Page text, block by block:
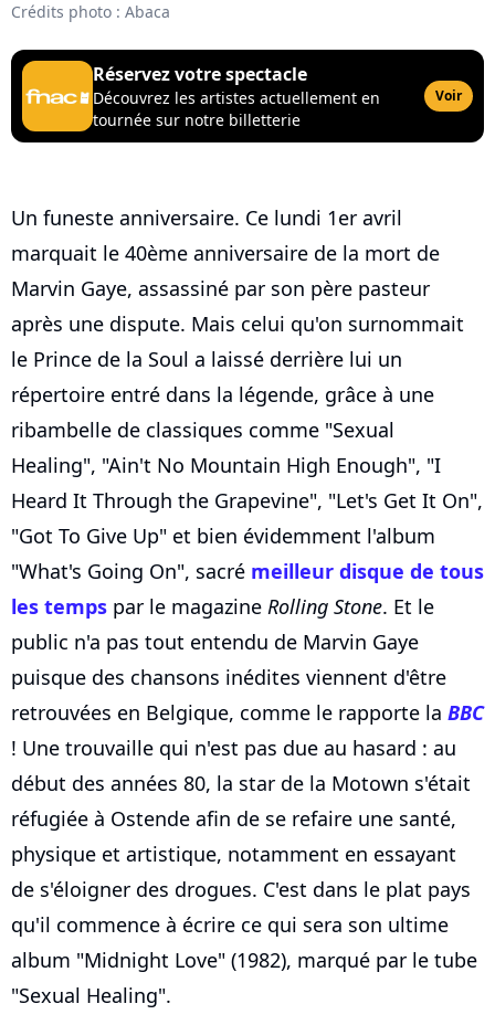
Crédits photo : Abaca
Réservez votre spectacle
Découvrez les artistes actuellement en
tournée sur notre billetterie
Voir
Un funeste anniversaire. Ce lundi 1er avril
marquait le 40ème anniversaire de la mort de
Marvin Gaye, assassiné par son père pasteur
après une dispute. Mais celui qu'on surnommait
le Prince de la Soul a laissé derrière lui un
répertoire entré dans la légende, grâce à une
ribambelle de classiques comme "Sexual
Healing", "Ain't No Mountain High Enough", "I
Heard It Through the Grapevine", "Let's Get It On",
"Got To Give Up" et bien évidemment l'album
"What's Going On", sacré meilleur disque de tous
les temps par le magazine Rolling Stone. Et le
public n'a pas tout entendu de Marvin Gaye
puisque des chansons inédites viennent d'être
retrouvées en Belgique, comme le rapporte la BBC
! Une trouvaille qui n'est pas due au hasard : au
début des années 80, la star de la Motown s'était
réfugiée à Ostende afin de se refaire une santé,
physique et artistique, notamment en essayant
de s'éloigner des drogues. C'est dans le plat pays
qu'il commence à écrire ce qui sera son ultime
album "Midnight Love" (1982), marqué par le tube
"Sexual Healing".